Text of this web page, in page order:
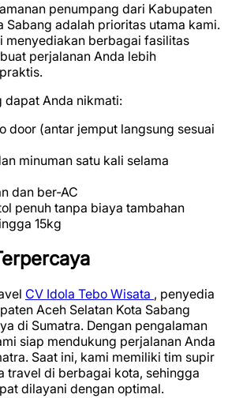
penumpang dari Kabupaten
Sabang adalah prioritas utama kami.
menyediakan berbagai fasilitas
perjalanan Anda lebih
dapat Anda nikmati:
door (antar jemput langsung sesuai
minuman satu kali selama
dan ber-AC
penuh tanpa biaya tambahan
15kg
CV Idola Tebo Wisata , penyedia
Aceh Selatan Kota Sabang
di Sumatra. Dengan pengalaman
siap mendukung perjalanan Anda
Saat ini, kami memiliki tim supir
travel di berbagai kota, sehingga
dilayani dengan optimal.